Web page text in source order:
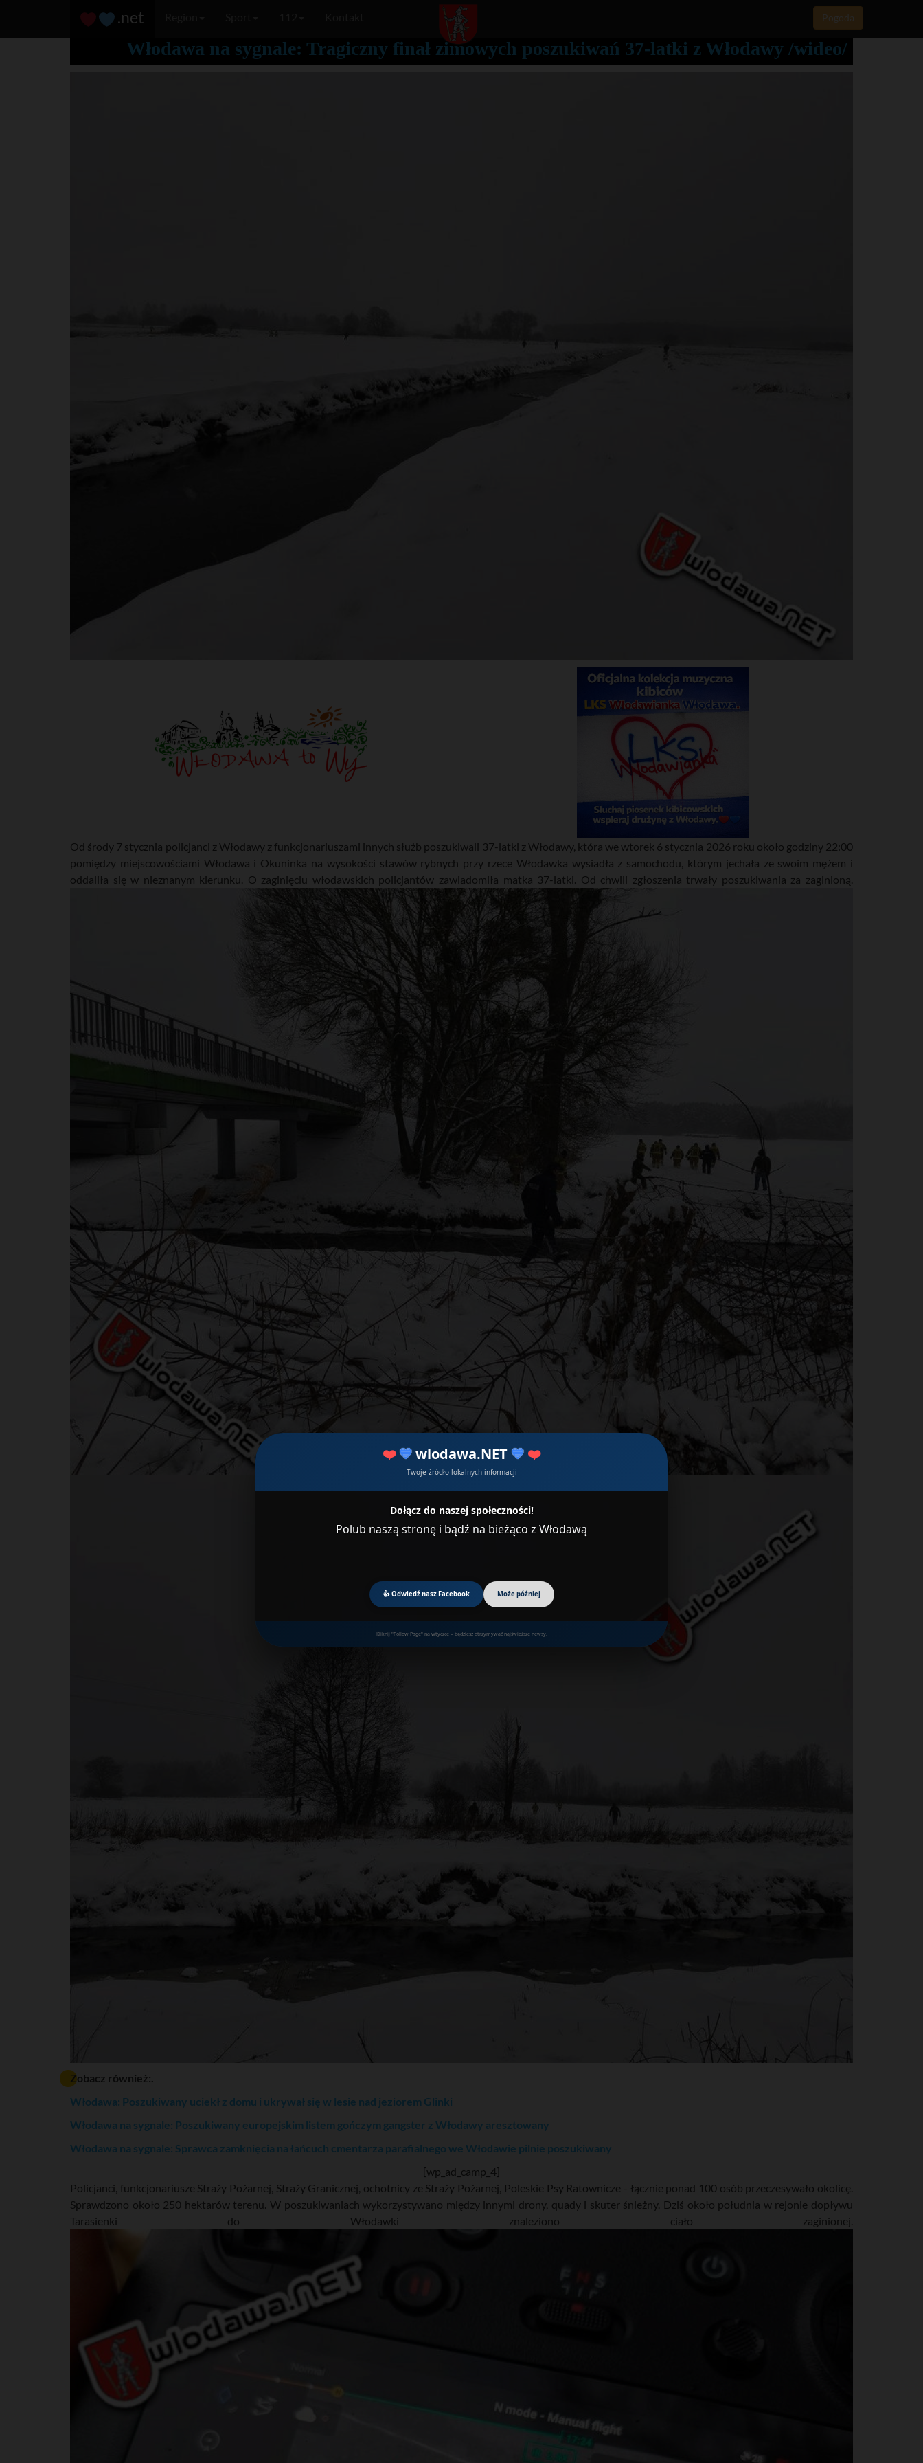
.net Pogoda
❤️ 💙wlodawa.NET 💙 ❤️
Twoje źródło lokalnych informacji
Dołącz do naszej społeczności!
Polub naszą stronę i bądź na bieżąco z Włodawą
👍 Odwiedź nasz Facebook Może później
Kliknij "Follow Page" na wtyczce – będziesz otrzymywać najświeższe newsy.
Włodawa na sygnale: Tragiczny finał zimowych poszukiwań 37-latki z Włodawy /wideo/
Od środy 7 stycznia policjanci z Włodawy z funkcjonariuszami innych służb poszukiwali 37-latki z Włodawy, która we wtorek 6 stycznia 2026 roku około godziny 22:00
pomiędzy miejscowościami Włodawa i Okuninka na wysokości stawów rybnych przy rzece Włodawka wysiadła z samochodu, którym jechała ze swoim mężem i
oddaliła się w nieznanym kierunku. O zaginięciu włodawskich policjantów zawiadomiła matka 37-latki. Od chwili zgłoszenia trwały poszukiwania za zaginioną.
Zobacz również:.
Włodawa: Poszukiwany uciekł z domu i ukrywał się w lesie nad jeziorem Glinki
Włodawa na sygnale: Poszukiwany europejskim listem gończym gangster z Włodawy aresztowany
Włodawa na sygnale: Sprawca zamknięcia na łańcuch cmentarza parafialnego we Włodawie pilnie poszukiwany
[wp_ad_camp_4]
Policjanci, funkcjonariusze Straży Pożarnej, Straży Granicznej, ochotnicy ze Straży Pożarnej, Poleskie Psy Ratownicze - łącznie ponad 100 osób przeczesywało okolicę.
Sprawdzono około 250 hektarów terenu. W poszukiwaniach wykorzystywano między innymi drony, quady i skuter śnieżny. Dziś około południa w rejonie dopływu
Tarasienki do Włodawki znaleziono ciało zaginionej.